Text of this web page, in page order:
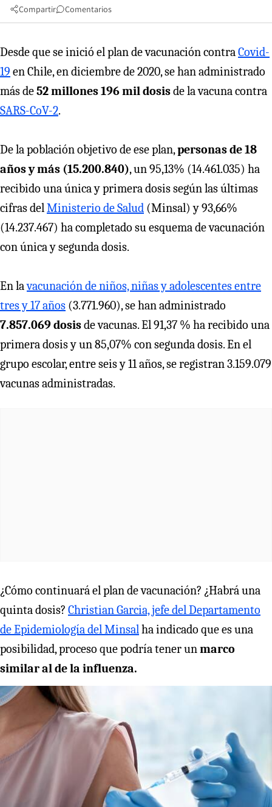
Compartir Comentarios
Desde que se inició el plan de vacunación contraCovid-
19 en Chile, en diciembre de 2020, se han administrado
más de52 millones 196 mil dosisde la vacuna contra
SARS-CoV-2.
De la población objetivo de ese plan,personas de 18
años y más (15.200.840), un 95,13% (14.461.035) ha
recibido una única y primera dosis según las últimas
cifras delMinisterio de Salud (Minsal) y 93,66%
(14.237.467) ha completado su esquema de vacunación
con única y segunda dosis.
En lavacunación de niños, niñas y adolescentes entre
tres y 17 años (3.771.960), se han administrado
7.857.069 dosisde vacunas. El 91,37 % ha recibido una
primera dosis y un 85,07% con segunda dosis. En el
grupo escolar, entre seis y 11 años, se registran 3.159.079
vacunas administradas.
¿Cómo continuará el plan de vacunación? ¿Habrá una
quinta dosis? Christian Garcia, jefe del Departamento
de Epidemiología del Minsalha indicado que es una
posibilidad, proceso que podría tener unmarco
similar al de la influenza.